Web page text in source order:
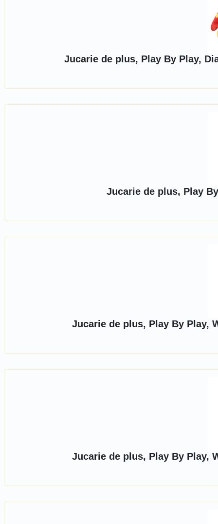
Jucarie de plus, Play By Play,
Jucarie de plus, Play
Jucarie de plus, Play By Play,
Jucarie de plus, Play By Play,